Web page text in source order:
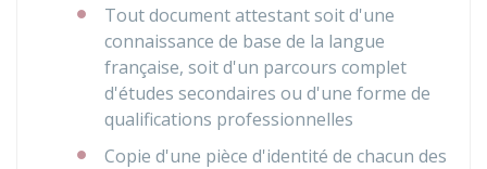
Tout document attestant soit d'une
connaissance de base de la langue
française, soit d'un parcours complet
d'études secondaires ou d'une forme de
qualifications professionnelles
Copie d'une pièce d'identité de chacun des